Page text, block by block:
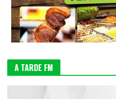
A TARDE FM